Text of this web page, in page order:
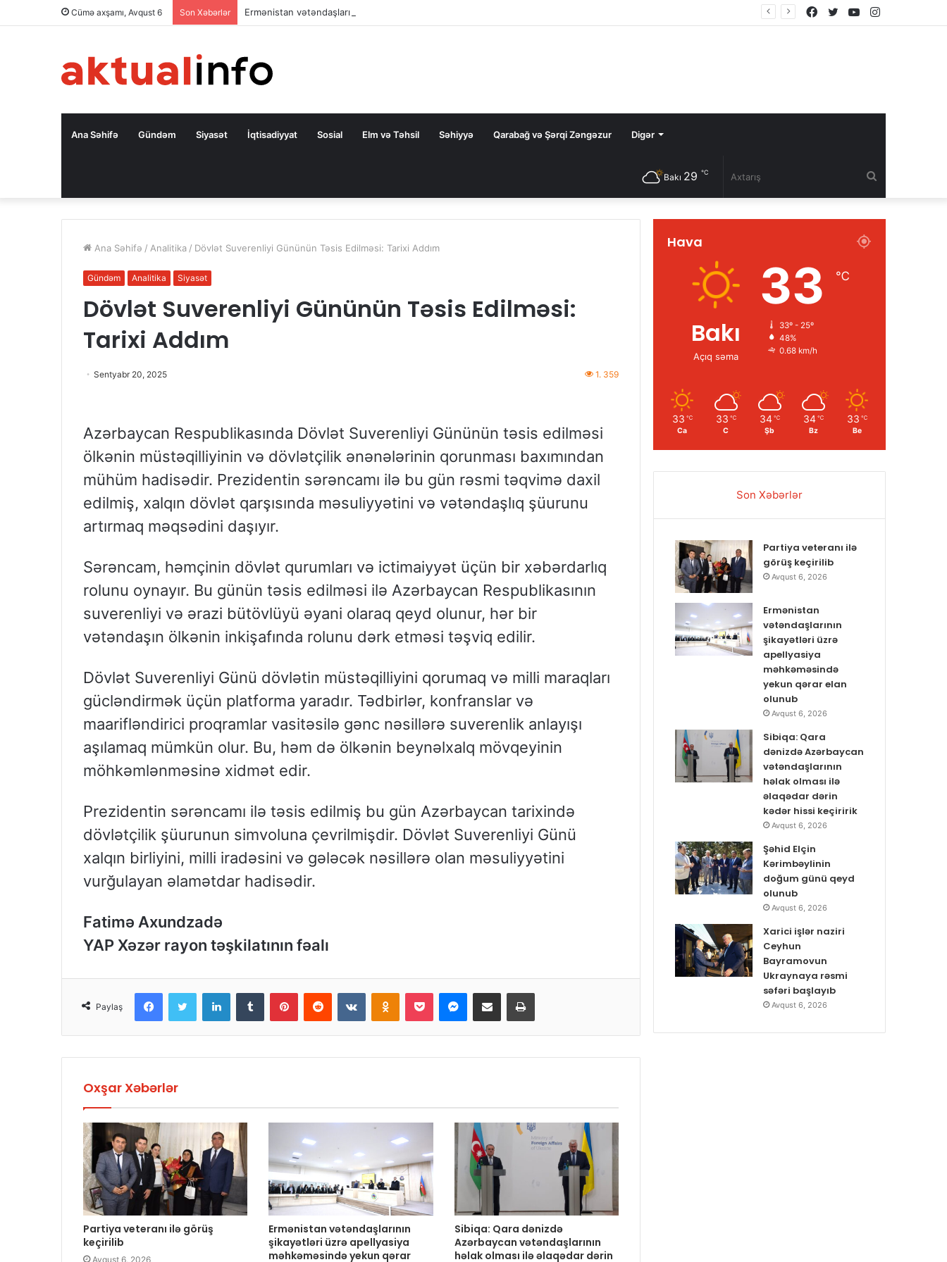
Cümə axşamı, Avqust 6 Son Xəbərlər Ermənistan vətəndaşlarının şikayətləri üzrə apellyasiya məhkəməsində yekun qərar elan olunub YouTube
Twitter
Facebook
Ana Səhifə Gündəm Siyasət İqtisadiyyat Sosial Elm və Təhsil Səhiyyə Qarabağ və Şərqi Zəngəzur Digər
Bakı 29 ℃
Ana Səhifə / Analitika / Dövlət Suverenliyi Gününün Təsis Edilməsi: Tarixi Addım
Gündəm Analitika Siyasət
Dövlət Suverenliyi Gününün Təsis Edilməsi:
Tarixi Addım
Sentyabr 20, 2025 1. 359
Azərbaycan Respublikasında Dövlət Suverenliyi Gününün təsis edilməsi
ölkənin müstəqilliyinin və dövlətçilik ənənələrinin qorunması baxımından
mühüm hadisədir. Prezidentin sərəncamı ilə bu gün rəsmi təqvimə daxil
edilmiş, xalqın dövlət qarşısında məsuliyyətini və vətəndaşlıq şüurunu
artırmaq məqsədini daşıyır.
Sərəncam, həmçinin dövlət qurumları və ictimaiyyət üçün bir xəbərdarlıq
rolunu oynayır. Bu günün təsis edilməsi ilə Azərbaycan Respublikasının
suverenliyi və ərazi bütövlüyü əyani olaraq qeyd olunur, hər bir
vətəndaşın ölkənin inkişafında rolunu dərk etməsi təşviq edilir.
Dövlət Suverenliyi Günü dövlətin müstəqilliyini qorumaq və milli maraqları
gücləndirmək üçün platforma yaradır. Tədbirlər, konfranslar və
maarifləndirici proqramlar vasitəsilə gənc nəsillərə suverenlik anlayışı
aşılamaq mümkün olur. Bu, həm də ölkənin beynəlxalq mövqeyinin
möhkəmlənməsinə xidmət edir.
Prezidentin sərəncamı ilə təsis edilmiş bu gün Azərbaycan tarixində
dövlətçilik şüurunun simvoluna çevrilmişdir. Dövlət Suverenliyi Günü
xalqın birliyini, milli iradəsini və gələcək nəsillərə olan məsuliyyətini
vurğulayan əlamətdar hadisədir.
Fatimə Axundzadə
YAP Xəzər rayon təşkilatının fəalı
Paylaş
Oxşar Xəbərlər
Partiya veteranı ilə görüş
keçirilib
Avqust 6, 2026
Ermənistan vətəndaşlarının
şikayətləri üzrə apellyasiya
məhkəməsində yekun qərar
Sibiqa: Qara dənizdə
Azərbaycan vətəndaşlarının
həlak olması ilə əlaqədar dərin
Hava
Bakı
Açıq səma
33 ℃
33º - 25º
48%
0.68 km/h
33 ℃
Ca
33 ℃
C
34 ℃
Şb
34 ℃
Bz
33 ℃
Be
Son Xəbərlər
Partiya veteranı ilə
görüş keçirilib
Avqust 6, 2026
Ermənistan
vətəndaşlarının
şikayətləri üzrə
apellyasiya
məhkəməsində
yekun qərar elan
olunub
Avqust 6, 2026
Sibiqa: Qara
dənizdə Azərbaycan
vətəndaşlarının
həlak olması ilə
əlaqədar dərin
kədər hissi keçiririk
Avqust 6, 2026
Şəhid Elçin
Kərimbəylinin
doğum günü qeyd
olunub
Avqust 6, 2026
Xarici işlər naziri
Ceyhun
Bayramovun
Ukraynaya rəsmi
səfəri başlayıb
Avqust 6, 2026